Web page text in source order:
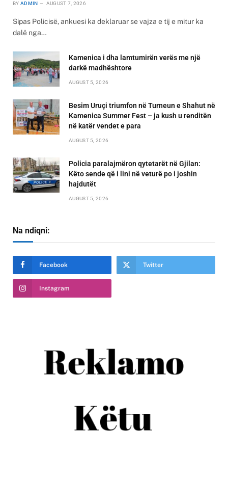
BY ADMIN AUGUST 7, 2026
Sipas Policisë, ankuesi ka deklaruar se vajza e tij e mitur ka
dalë nga…
Kamenica i dha lamtumirën verës me një
darkë madhështore
AUGUST 5, 2026
Besim Uruçi triumfon në Turneun e Shahut në
Kamenica Summer Fest – ja kush u renditën
në katër vendet e para
AUGUST 5, 2026
Policia paralajmëron qytetarët në Gjilan:
Këto sende që i lini në veturë po i joshin
hajdutët
AUGUST 5, 2026
Na ndiqni:
Facebook Twitter
Instagram